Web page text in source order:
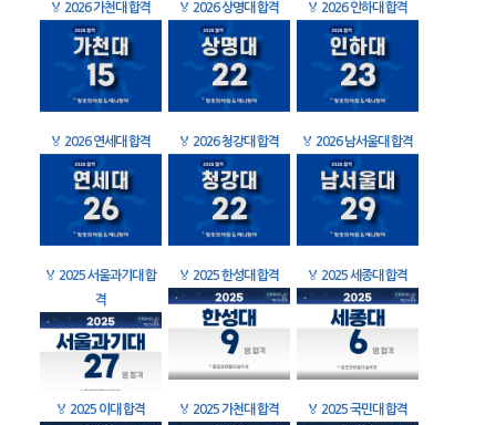
🏅 2026 가천대 합격 🏅 2026 상명대 합격 🏅 2026 인하대 합격
🏅 2026 연세대 합격 🏅 2026 청강대 합격 🏅 2026 남서울대 합격
🏅 2025 서울과기대 합
격
🏅 2025 한성대 합격 🏅 2025 세종대 합격
🏅 2025 이대 합격 🏅 2025 가천대 합격 🏅 2025 국민대 합격